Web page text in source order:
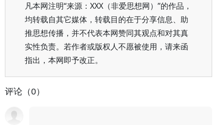
凡本网注明“来源：XXX（非爱思想网）”的作品，
均转载自其它媒体，转载目的在于分享信息、助
推思想传播，并不代表本网赞同其观点和对其真
实性负责。若作者或版权人不愿被使用，请来函
指出，本网即予改正。
评论（0）